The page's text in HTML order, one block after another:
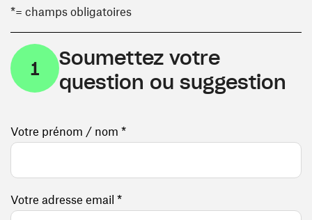
*= champs obligatoires
1
Soumettez votre
question ou suggestion
Votre prénom / nom *
Votre adresse email *